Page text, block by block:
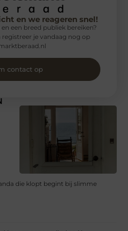
die klopt begint bij slimme
en we reageren snel!
een breed publiek bereiken?
je vandaag nog op
contact op